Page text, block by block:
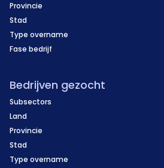
Provincie
Stad
Type overname
Fase bedrijf
Bedrijven gezocht
Subsectors
Land
Provincie
Stad
Type overname